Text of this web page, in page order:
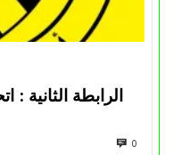
الرابطة الثانية
0